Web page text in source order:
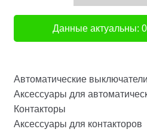
Данные актуальны:
Автоматические выключатели
Аксессуары для
Контакторы
Аксессуары для контакторов